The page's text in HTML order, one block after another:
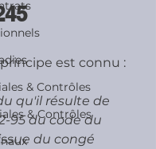
& Contrôles
& Contrôles
est connu :
qu'il résulte de
95 du code du
du congé